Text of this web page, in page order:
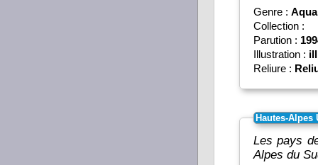
Genre :
Collection :
Parution :
Illustration :
Reliure :
Hautes-Alpes
Les pays
Alpes du